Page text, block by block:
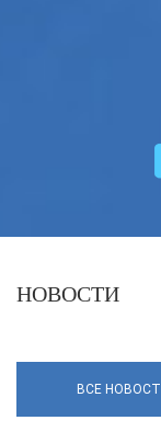
НОВОСТИ
ВСЕ